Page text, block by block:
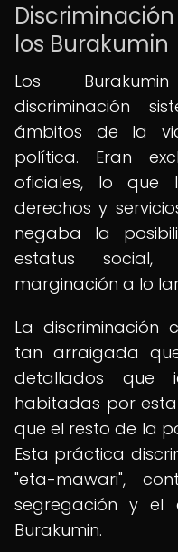
los Burakumin
Los
discriminación
ámbitos de la
política. Eran
oficiales, lo que
derechos y
negaba la
estatus
marginación a lo
La discriminación
tan arraigada
detallados que
habitadas por
que el resto de la
Esta práctica
"eta-mawari",
segregación y el
Burakumin.